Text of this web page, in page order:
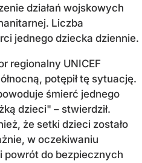
działań wojskowych
Liczba
jednego dziecka dziennie.
regionalny UNICEF
potępił tę sytuację.
śmierć jednego
dzieci" – stwierdził.
że setki dzieci zostało
w oczekiwaniu
powrót do bezpiecznych